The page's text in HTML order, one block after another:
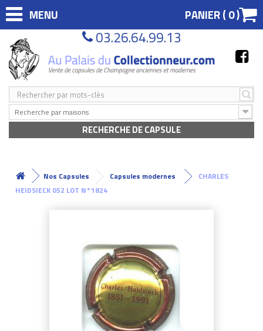
MENU PANIER (0)
03.26.64.99.13
Recherche par maisons
RECHERCHE DE CAPSULE
Nos Capsules Capsules modernes
CHARLES
HEIDSIECK 052 LOT N°1824